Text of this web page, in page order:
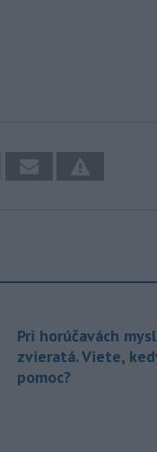
Pri horúčavách
zvieratá. Viete,
pomoc?